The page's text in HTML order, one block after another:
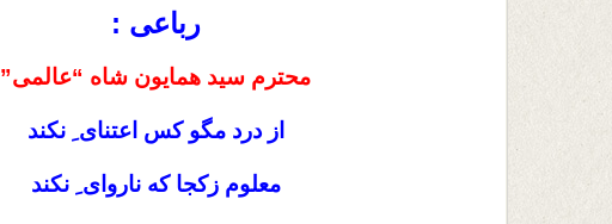
رباعی :
محترم سید همایون شاه “عالمی”
از درد مگو کس اعتنای ِ نکند
معلوم زکجا که ناروای ِ نکند